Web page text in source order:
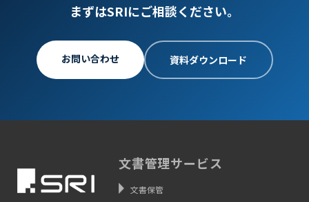
まずはSRIにご相談ください。
お問い合わせ 資料ダウンロード
文書管理サービス
文書保管